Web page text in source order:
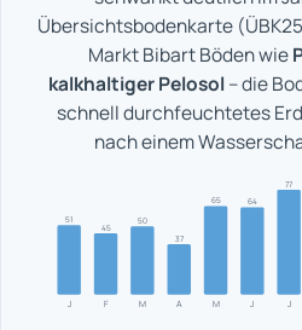
Übersichtsbodenkarte
Markt Bibart Böden wie
kalkhaltiger Pelosol – die
schnell durchfeuchtetes
nach einem
J
51
F
45
M
50
A
37
M
65
J
64
J
77